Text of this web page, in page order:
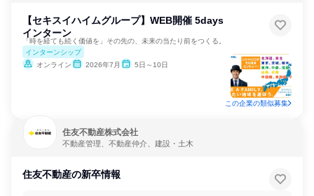
【セキスイハイムグループ】WEB開催 5days
インターン
「時を経ても続く価値を」その先の、未来の当たり前をつくる。
インターンシップ
オンライン
2026年7月 5日～10日
この企業の類似募集
住友不動産株式会社
不動産管理、不動産仲介、建設・土木
住友不動産の新卒情報